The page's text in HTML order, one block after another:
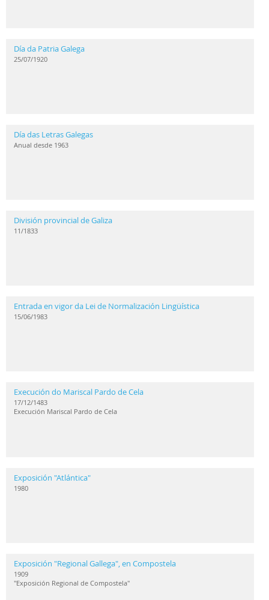
Día da Patria Galega
25/07/1920
Día das Letras Galegas
Anual desde 1963
División provincial de Galiza
11/1833
Entrada en vigor da Lei de Normalización Lingüística
15/06/1983
Execución do Mariscal Pardo de Cela
17/12/1483
Execución Mariscal Pardo de Cela
Exposición "Atlántica"
1980
Exposición "Regional Gallega", en Compostela
1909
"Exposición Regional de Compostela"